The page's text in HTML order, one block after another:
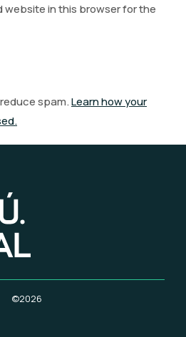
website in this browser for the
spam.Learn how your
©2026